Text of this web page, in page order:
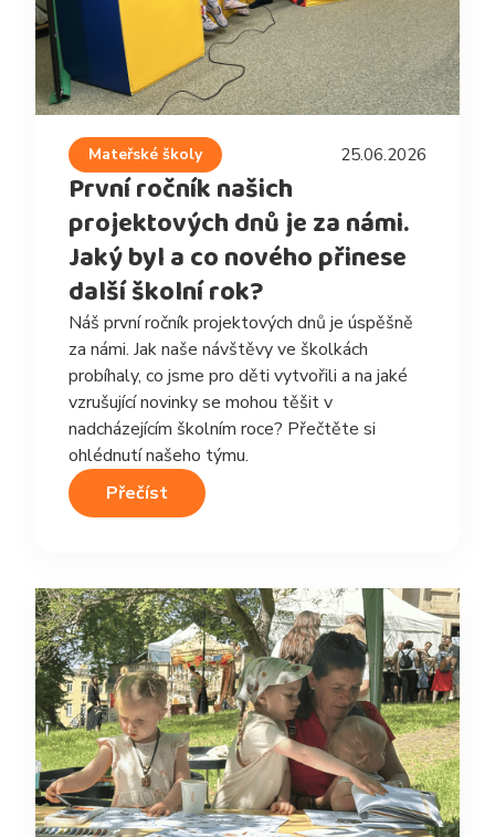
Mateřské školy 25.06.2026
První ročník našich
projektových dnů je za námi.
Jaký byl a co nového přinese
další školní rok?
Náš první ročník projektových dnů je úspěšně
za námi. Jak naše návštěvy ve školkách
probíhaly, co jsme pro děti vytvořili a na jaké
vzrušující novinky se mohou těšit v
nadcházejícím školním roce? Přečtěte si
ohlédnutí našeho týmu.
Přečíst